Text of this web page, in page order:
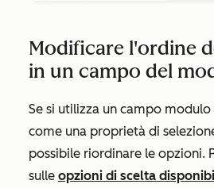
Modificare l'ordine
in un campo del
Se si utilizza un campo
come una proprietà di
possibile riordinare le opzioni.
sulle opzioni di scelta